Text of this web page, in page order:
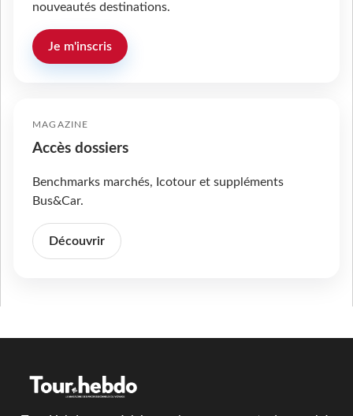
nouveautés destinations.
Je m'inscris
MAGAZINE
Accès dossiers
Benchmarks marchés, Icotour et suppléments
Bus&Car.
Découvrir